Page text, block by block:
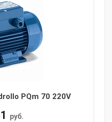
PQm 70 220V
руб.